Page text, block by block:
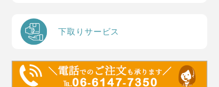
下取りサービス